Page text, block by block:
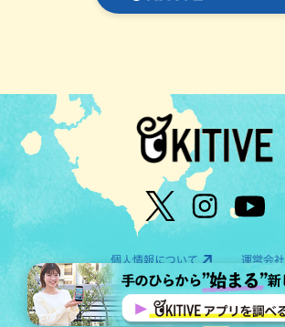
個人情報について 運営会社
©OTV CO.,LTD All Rights Reserved.